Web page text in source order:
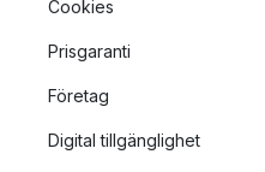
Cookies
Prisgaranti
Företag
Digital tillgänglighet